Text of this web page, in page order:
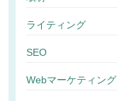
ライティング
SEO
Webマーケティング